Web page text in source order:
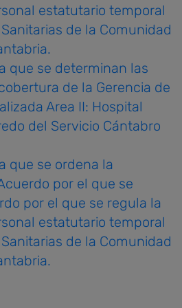
estatutario temporal
de la Comunidad
que se determinan las
de la Gerencia de
Area II: Hospital
del Servicio Cántabro
que se ordena la
por el que se
por el que se regula la
estatutario temporal
de la Comunidad